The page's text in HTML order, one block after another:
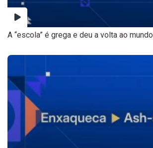
A “escola” é grega e deu a volta ao mundo